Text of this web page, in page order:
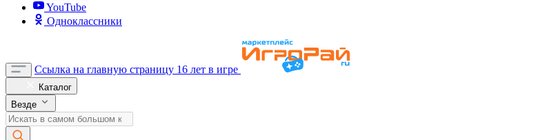
YouTube
Одноклассники
Ссылка на главную страницу 16 лет в игре
Каталог
Везде